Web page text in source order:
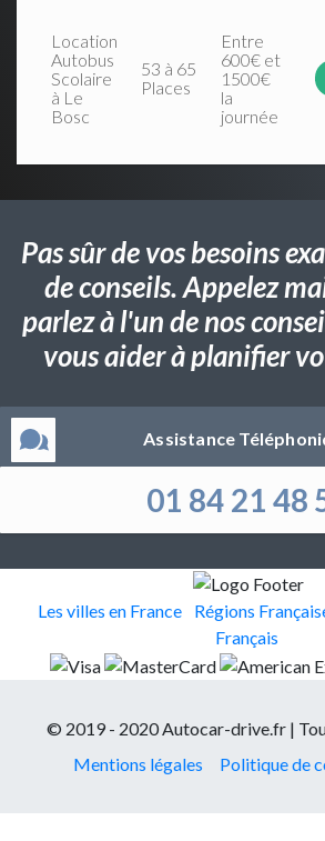
Location
Autobus
Scolaire
à Le
Bosc
53 à 65
Places
Entre
600€ et
1500€
la
journée
Pas sûr de vos besoins
de conseils. Appelez
parlez à l'un de nos
vous aider à planifier
Assistance
01 84 21 48
Les villes en France Régions
Français
© 2019 - 2020 Autocar-drive.fr |
Mentions légales
Politique de